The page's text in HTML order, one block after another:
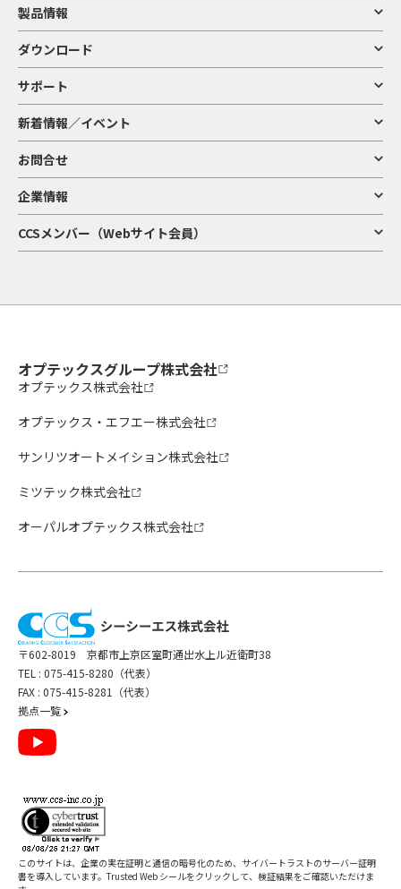
製品情報
ダウンロード
サポート
新着情報／イベント
お問合せ
企業情報
CCSメンバー（Webサイト会員）
オプテックスグループ株式会社
オプテックス株式会社
オプテックス・エフエー株式会社
サンリツオートメイション株式会社
ミツテック株式会社
オーパルオプテックス株式会社
〒602-8019 京都市上京区室町通出水上ル近衛町38
TEL : 075-415-8280（代表）
FAX : 075-415-8281（代表）
拠点一覧
このサイトは、企業の実在証明と通信の暗号化のため、サイバートラストのサーバー証明
書を導入しています。Trusted Web シールをクリックして、検証結果をご確認いただけま